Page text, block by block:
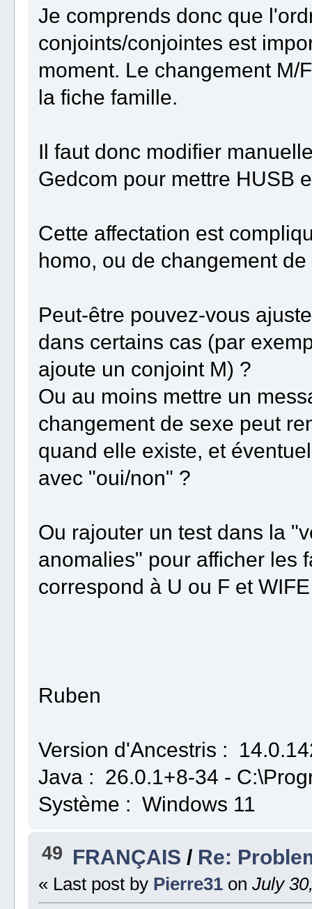
Je comprends donc que
conjoints/conjointes est
moment. Le changement M/
la fiche famille.
Il faut donc modifier
Gedcom pour mettre HUSB
Cette affectation est
homo, ou de changement
Peut-être pouvez-vous
dans certains cas (par
ajoute un conjoint M) ?
Ou au moins mettre un
changement de sexe peut
quand elle existe, et
avec "oui/non" ?
Ou rajouter un test dans la
anomalies" pour afficher les
correspond à U ou F et
Ruben
Version d'Ancestris :
Java : 26.0.1+8-34 -
Système : Windows 11
49 FRANÇAIS / Re:
« Last post by Pierre31 on July